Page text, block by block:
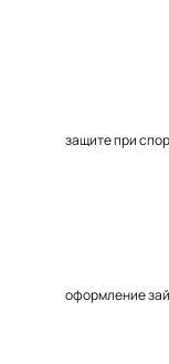
защите при
оформление